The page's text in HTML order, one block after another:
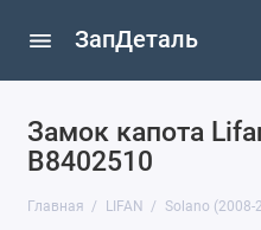
ЗапДеталь
Замок капота
B8402510
Главная LIFAN Solano (2008-